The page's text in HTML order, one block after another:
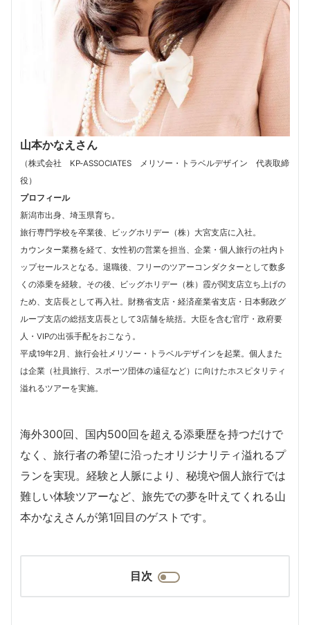
山本かなえさん
（株式会社 KP-ASSOCIATES メリソー・トラベルデザイン 代表取締
役）
プロフィール
新潟市出身、埼玉県育ち。
旅行専門学校を卒業後、ビッグホリデー（株）大宮支店に入社。
カウンター業務を経て、女性初の営業を担当、企業・個人旅行の社内ト
ップセールスとなる。退職後、フリーのツアーコンダクターとして数多
くの添乗を経験。その後、ビッグホリデー（株）霞が関支店立ち上げの
ため、支店長として再入社。財務省支店・経済産業省支店・日本郵政グ
ループ支店の総括支店長として3店舗を統括。大臣を含む官庁・政府要
人・VIPの出張手配をおこなう。
平成19年2月、旅行会社メリソー・トラベルデザインを起業。個人また
は企業（社員旅行、スポーツ団体の遠征など）に向けたホスピタリティ
溢れるツアーを実施。
海外300回、国内500回を超える添乗歴を持つだけで
なく、旅行者の希望に沿ったオリジナリティ溢れるプ
ランを実現。経験と人脈により、秘境や個人旅行では
難しい体験ツアーなど、旅先での夢を叶えてくれる山
本かなえさんが第1回目のゲストです。
目次